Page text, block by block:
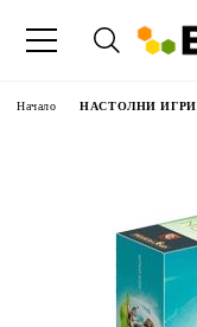
Начало НАСТОЛНИ ИГРИ